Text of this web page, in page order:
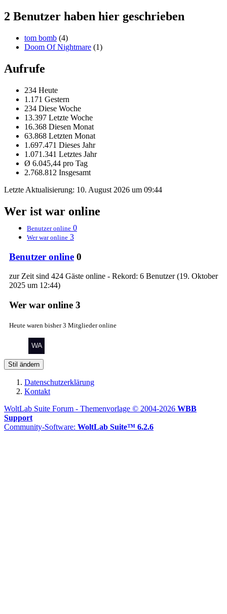
2 Benutzer haben hier geschrieben
tom bomb (4)
Doom Of Nightmare (1)
Aufrufe
234 Heute
1.171 Gestern
234 Diese Woche
13.397 Letzte Woche
16.368 Diesen Monat
63.868 Letzten Monat
1.697.471 Dieses Jahr
1.071.341 Letztes Jahr
Ø 6.045,44 pro Tag
2.768.812 Insgesamt
Letzte Aktualisierung: 10. August 2026 um 09:44
Wer ist war online
Benutzer online 0
Wer war online 3
Benutzer online 0
zur Zeit sind 424 Gäste online - Rekord: 6 Benutzer (19. Oktober
2025 um 12:44)
Wer war online 3
Heute waren bisher 3 Mitglieder online
Stil ändern
Datenschutzerklärung
Kontakt
WoltLab Suite Forum - Themenvorlage © 2004-2026 WBB
Support
Community-Software: WoltLab Suite™ 6.2.6